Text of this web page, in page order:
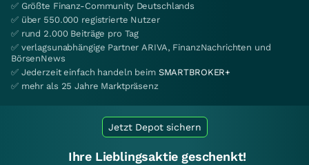
✅ Größte Finanz-Community Deutschlands
✅ über 550.000 registrierte Nutzer
✅ rund 2.000 Beiträge pro Tag
✅ verlagsunabhängige Partner ARIVA, FinanzNachrichten und
BörsenNews
✅ Jederzeit einfach handeln beim SMARTBROKER+
✅ mehr als 25 Jahre Marktpräsenz
Jetzt Depot sichern
Ihre Lieblingsaktie geschenkt!